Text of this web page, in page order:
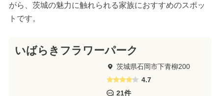
がら、茨城の魅力に触れられる家族におすすめのスポッ
トです。
いばらきフラワーパーク
茨城県石岡市下青柳200
4.7
21件